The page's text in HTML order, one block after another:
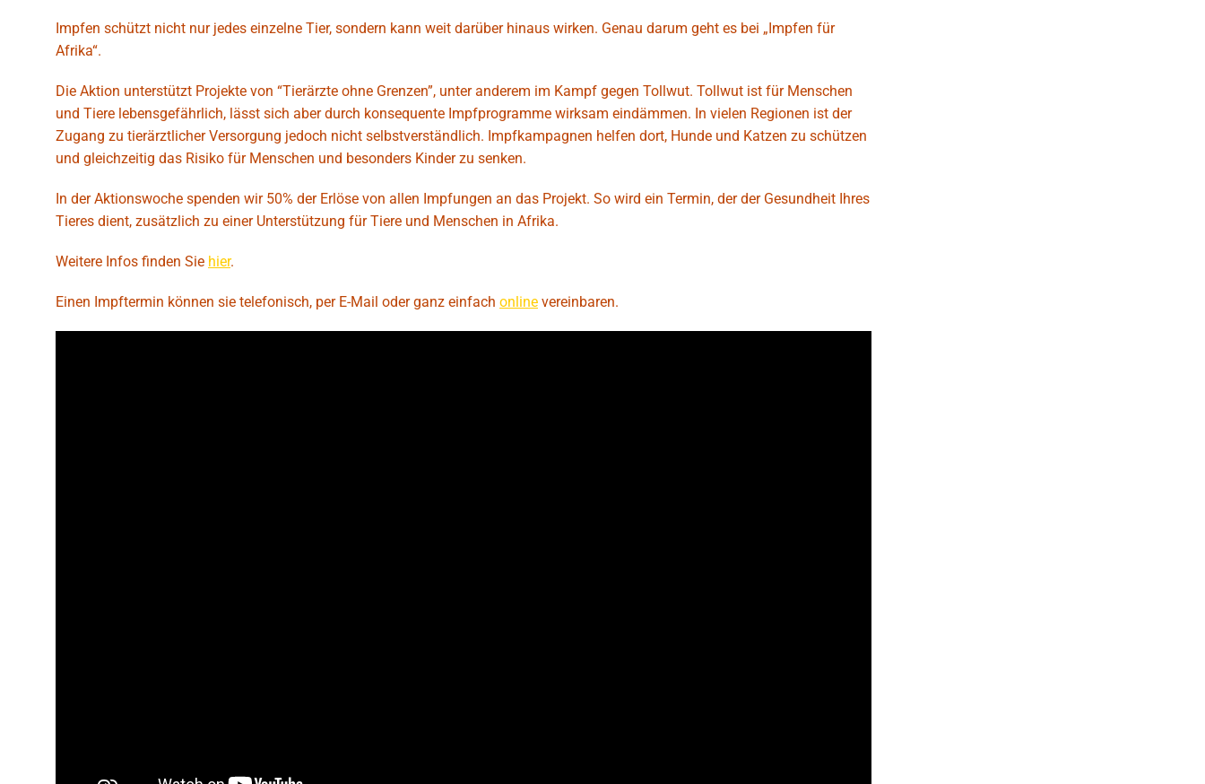
Impfen schützt nicht nur jedes einzelne Tier, sondern kann weit darüber hinaus wirken. Genau darum geht es bei „Impfen für
Afrika“.
Die Aktion unterstützt Projekte von “Tierärzte ohne Grenzen”, unter anderem im Kampf gegen Tollwut. Tollwut ist für Menschen
und Tiere lebensgefährlich, lässt sich aber durch konsequente Impfprogramme wirksam eindämmen. In vielen Regionen ist der
Zugang zu tierärztlicher Versorgung jedoch nicht selbstverständlich. Impfkampagnen helfen dort, Hunde und Katzen zu schützen
und gleichzeitig das Risiko für Menschen und besonders Kinder zu senken.
In der Aktionswoche spenden wir 50% der Erlöse von allen Impfungen an das Projekt. So wird ein Termin, der der Gesundheit Ihres
Tieres dient, zusätzlich zu einer Unterstützung für Tiere und Menschen in Afrika.
Weitere Infos finden Sie hier.
Einen Impftermin können sie telefonisch, per E-Mail oder ganz einfach online vereinbaren.